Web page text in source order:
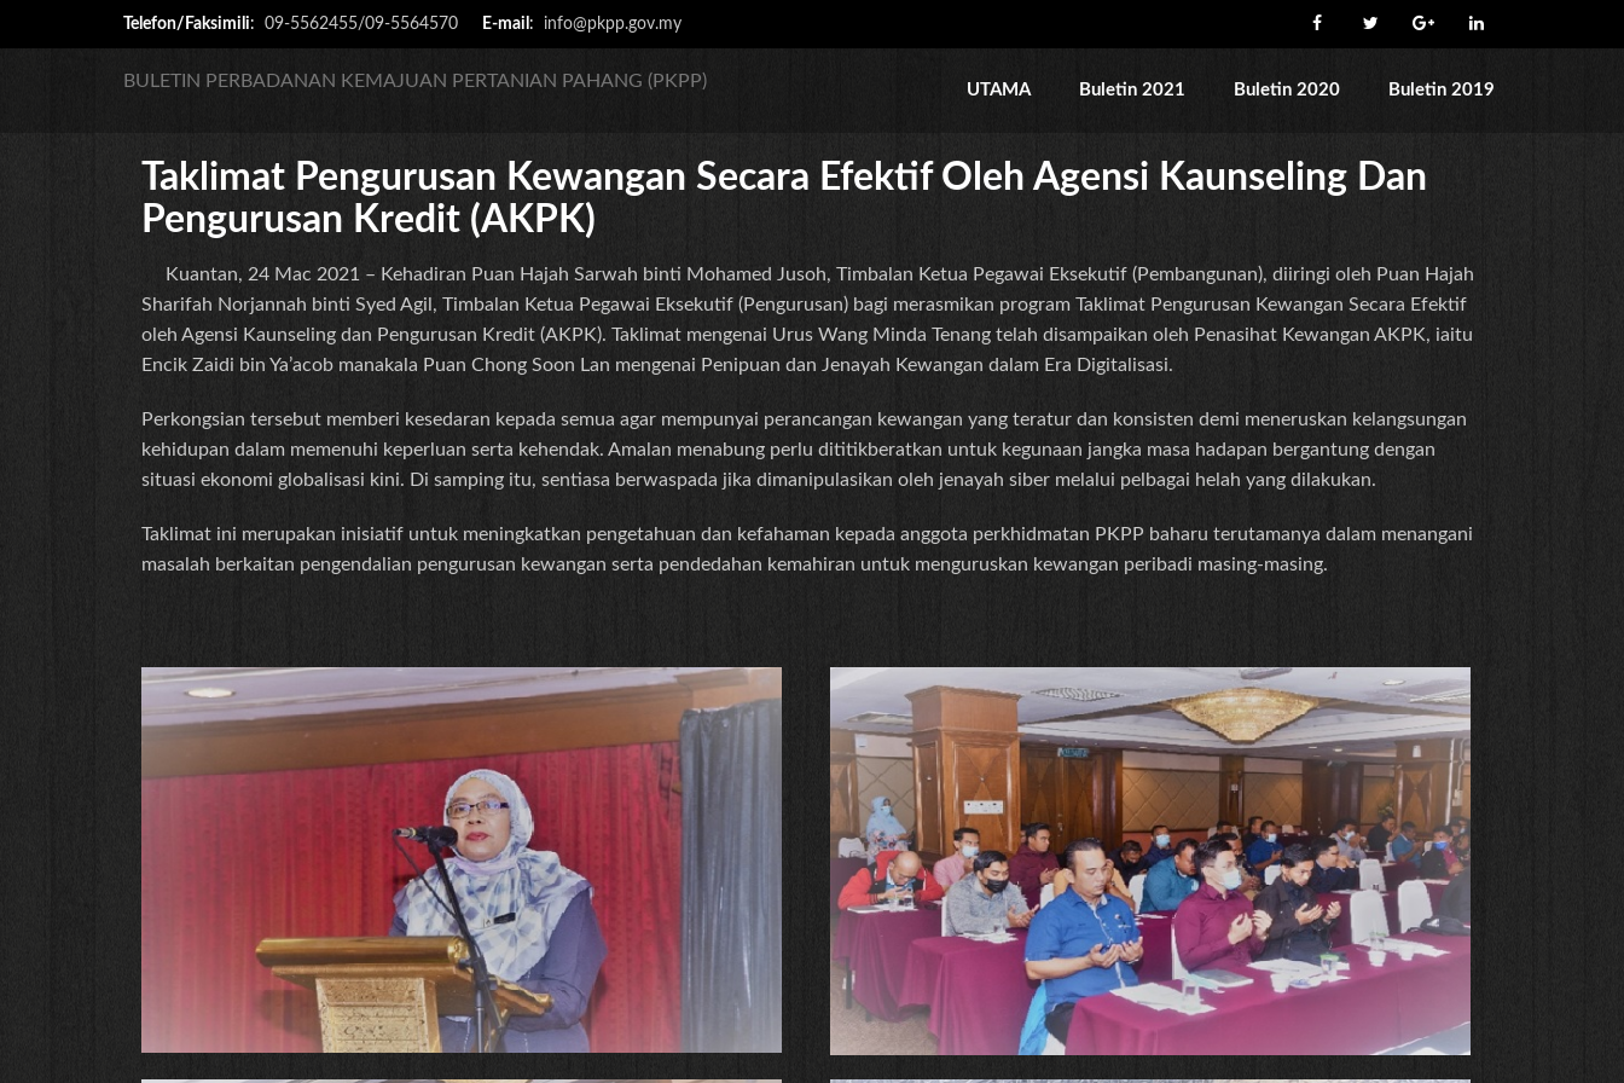
Telefon/Faksimili: 09-5562455/09-5564570 E-mail : info@pkpp.gov.my
BULETIN PERBADANAN KEMAJUAN PERTANIAN PAHANG (PKPP) UTAMA Buletin 2021 Buletin 2020 Buletin 2019
Taklimat Pengurusan Kewangan Secara Efektif Oleh Agensi Kaunseling Dan
Pengurusan Kredit (AKPK)
Kuantan, 24 Mac 2021 – Kehadiran Puan Hajah Sarwah binti Mohamed Jusoh, Timbalan Ketua Pegawai Eksekutif (Pembangunan), diiringi oleh Puan Hajah
Sharifah Norjannah binti Syed Agil, Timbalan Ketua Pegawai Eksekutif (Pengurusan) bagi merasmikan program Taklimat Pengurusan Kewangan Secara Efektif
oleh Agensi Kaunseling dan Pengurusan Kredit (AKPK). Taklimat mengenai Urus Wang Minda Tenang telah disampaikan oleh Penasihat Kewangan AKPK, iaitu
Encik Zaidi bin Ya’acob manakala Puan Chong Soon Lan mengenai Penipuan dan Jenayah Kewangan dalam Era Digitalisasi.
Perkongsian tersebut memberi kesedaran kepada semua agar mempunyai perancangan kewangan yang teratur dan konsisten demi meneruskan kelangsungan
kehidupan dalam memenuhi keperluan serta kehendak. Amalan menabung perlu dititikberatkan untuk kegunaan jangka masa hadapan bergantung dengan
situasi ekonomi globalisasi kini. Di samping itu, sentiasa berwaspada jika dimanipulasikan oleh jenayah siber melalui pelbagai helah yang dilakukan.
Taklimat ini merupakan inisiatif untuk meningkatkan pengetahuan dan kefahaman kepada anggota perkhidmatan PKPP baharu terutamanya dalam menangani
masalah berkaitan pengendalian pengurusan kewangan serta pendedahan kemahiran untuk menguruskan kewangan peribadi masing-masing.